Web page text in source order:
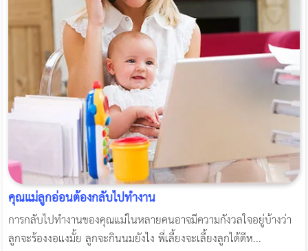
คุณแม่ลูกอ่อนต้องกลับไปทำงาน
การกลับไปทำงานของคุณแม่ในหลายคนอาจมีความกังวลใจอยู่บ้างว่า
ลูกจะร้องงอแงมั้ย ลูกจะกินนมยังไง พี่เลี้ยงจะเลี้ยงลูกได้ดีห...